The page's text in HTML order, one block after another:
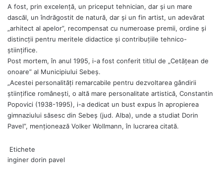
A fost, prin excelenţă, un priceput tehnician, dar şi un mare
dascăl, un îndrăgostit de natură, dar şi un fin artist, un adevărat
„arhitect al apelor”, recompensat cu numeroase premii, ordine şi
distincţii pentru meritele didactice şi contribuţiile tehnico-
ştiinţifice.
Post mortem, în anul 1995, i-a fost conferit titlul de „Cetăţean de
onoare” al Municipiului Sebeş.
„Acestei personalităţi remarcabile pentru dezvoltarea gândirii
ştiinţifice românești, o altă mare personalitate artistică, Constantin
Popovici (1938-1995), i-a dedicat un bust expus în apropierea
gimnaziului săsesc din Sebeş (jud. Alba), unde a studiat Dorin
Pavel”, menționează Volker Wollmann, în lucrarea citată.
Etichete
inginer dorin pavel